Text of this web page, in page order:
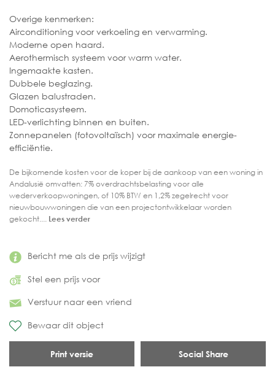
Bericht me als de prijs wijzigt
Stel een prijs voor
Verstuur naar een vriend
Bewaar dit object
Print versie Social Share
Overige kenmerken:
Airconditioning voor verkoeling en verwarming.
Moderne open haard.
Aerothermisch systeem voor warm water.
Ingemaakte kasten.
Dubbele beglazing.
Glazen balustraden.
Domoticasysteem.
LED-verlichting binnen en buiten.
Zonnepanelen (fotovoltaïsch) voor maximale energie-
efficiëntie.
De bijkomende kosten voor de koper bij de aankoop van een woning in
Andalusië omvatten: 7% overdrachtsbelasting voor alle
wederverkoopwoningen, of 10% BTW en 1,2% zegelrecht voor
nieuwbouwwoningen die van een projectontwikkelaar worden
gekocht.... Lees verder